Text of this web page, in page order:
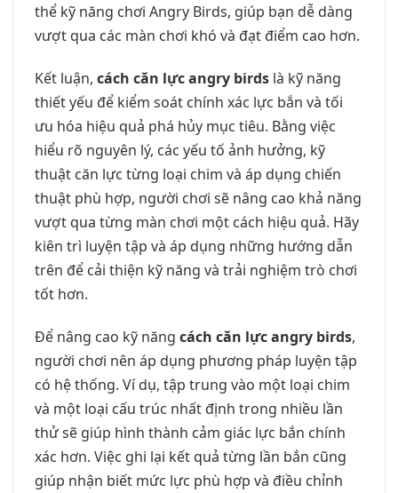
thể kỹ năng chơi Angry Birds, giúp bạn dễ dàng
vượt qua các màn chơi khó và đạt điểm cao hơn.
Kết luận, cách căn lực angry birds là kỹ năng
thiết yếu để kiểm soát chính xác lực bắn và tối
ưu hóa hiệu quả phá hủy mục tiêu. Bằng việc
hiểu rõ nguyên lý, các yếu tố ảnh hưởng, kỹ
thuật căn lực từng loại chim và áp dụng chiến
thuật phù hợp, người chơi sẽ nâng cao khả năng
vượt qua từng màn chơi một cách hiệu quả. Hãy
kiên trì luyện tập và áp dụng những hướng dẫn
trên để cải thiện kỹ năng và trải nghiệm trò chơi
tốt hơn.
Để nâng cao kỹ năng cách căn lực angry birds,
người chơi nên áp dụng phương pháp luyện tập
có hệ thống. Ví dụ, tập trung vào một loại chim
và một loại cấu trúc nhất định trong nhiều lần
thử sẽ giúp hình thành cảm giác lực bắn chính
xác hơn. Việc ghi lại kết quả từng lần bắn cũng
giúp nhận biết mức lực phù hợp và điều chỉnh